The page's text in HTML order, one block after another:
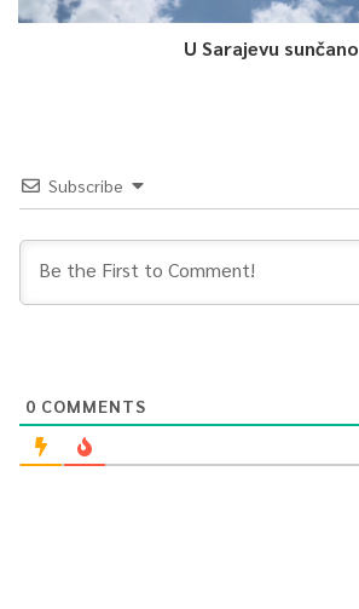
U Sarajevu sunčano
Subscribe
0 COMMENTS